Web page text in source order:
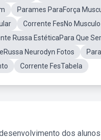
Parames ParaForça
Corrente FesNo Musculo
Russa EstéticaPara Que
Neurodyn Fotos
Corrente FesTabela
dos